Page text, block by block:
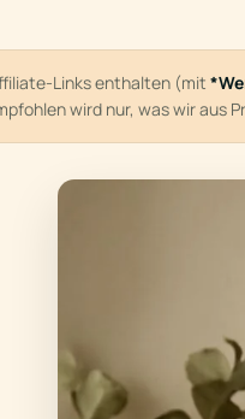
Links enthalten (mit
wird nur, was wir